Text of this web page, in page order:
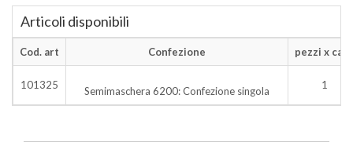
Articoli disponibili
Cod. art Confezione pezzi x
101325 Semimaschera 6200: Confezione singola 1